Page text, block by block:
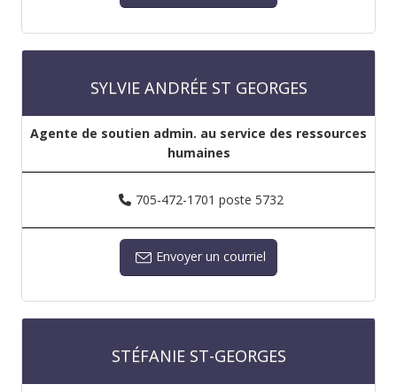
SYLVIE ANDRÉE ST GEORGES
Agente de soutien admin. au service des ressources
humaines
705-472-1701 poste 5732
Envoyer un courriel
STÉFANIE ST-GEORGES